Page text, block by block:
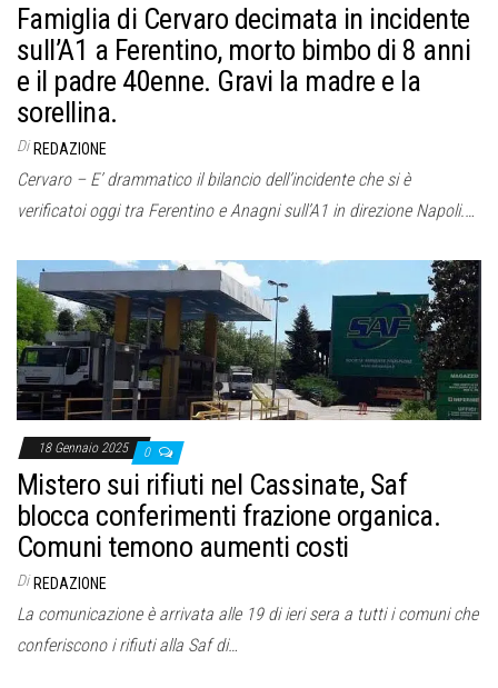
Famiglia di Cervaro decimata in incidente
sull’A1 a Ferentino, morto bimbo di 8 anni
e il padre 40enne. Gravi la madre e la
sorellina.
Di REDAZIONE
Cervaro – E’ drammatico il bilancio dell’incidente che si è
verificatoi oggi tra Ferentino e Anagni sull’A1 in direzione Napoli.…
18 Gennaio 2025 0
Mistero sui rifiuti nel Cassinate, Saf
blocca conferimenti frazione organica.
Comuni temono aumenti costi
Di REDAZIONE
La comunicazione è arrivata alle 19 di ieri sera a tutti i comuni che
conferiscono i rifiuti alla Saf di…